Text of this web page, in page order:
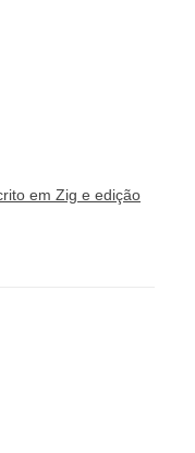
em Zig e edição